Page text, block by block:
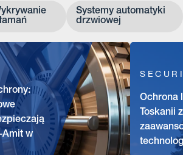
w
Ochrona
Toskanii
Systemy automatyki
drzwiowej